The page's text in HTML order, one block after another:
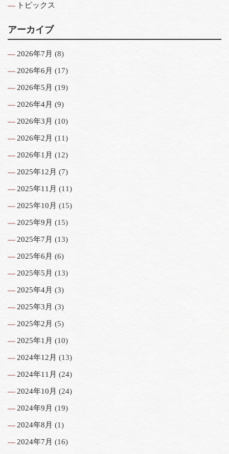
トピックス
アーカイブ
2026年7月 (8)
2026年6月 (17)
2026年5月 (19)
2026年4月 (9)
2026年3月 (10)
2026年2月 (11)
2026年1月 (12)
2025年12月 (7)
2025年11月 (11)
2025年10月 (15)
2025年9月 (15)
2025年7月 (13)
2025年6月 (6)
2025年5月 (13)
2025年4月 (3)
2025年3月 (3)
2025年2月 (5)
2025年1月 (10)
2024年12月 (13)
2024年11月 (24)
2024年10月 (24)
2024年9月 (19)
2024年8月 (1)
2024年7月 (16)